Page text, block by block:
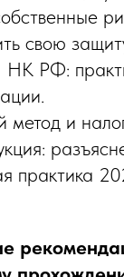
свою
НК РФ:
метод и
практика